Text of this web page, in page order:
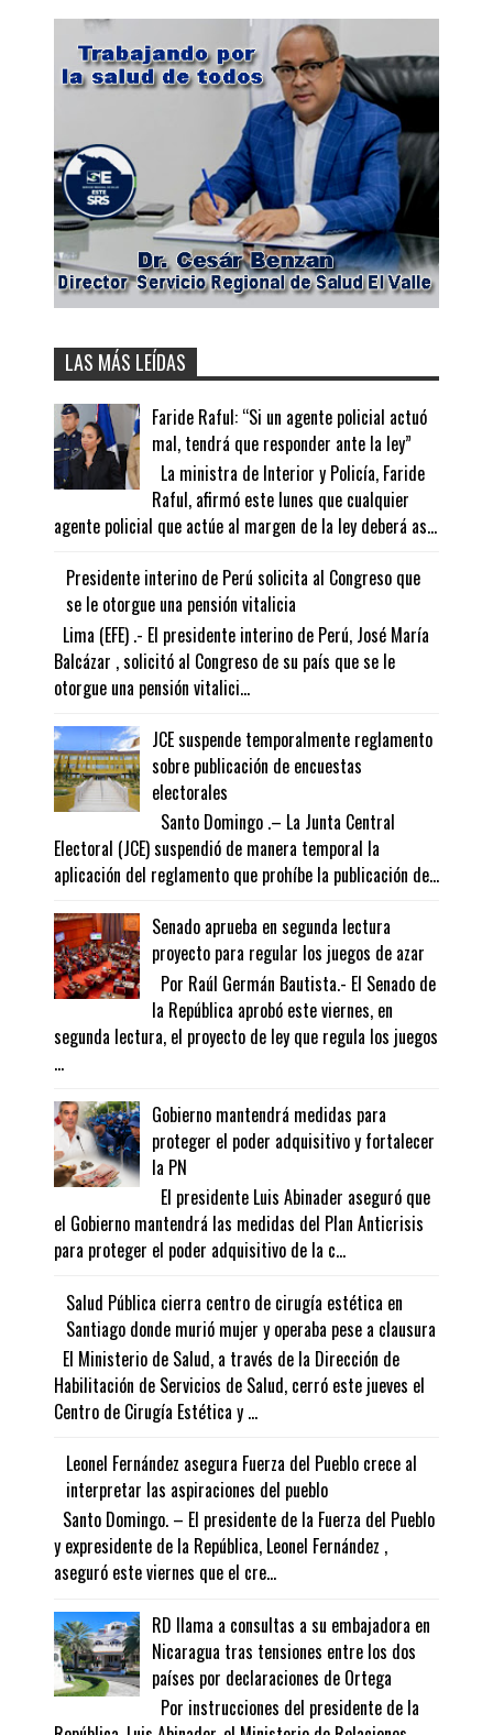
LAS MÁS LEÍDAS
Faride Raful: “Si un agente policial actuó
mal, tendrá que responder ante la ley”
La ministra de Interior y Policía, Faride
Raful, afirmó este lunes que cualquier
agente policial que actúe al margen de la ley deberá as...
Presidente interino de Perú solicita al Congreso que
se le otorgue una pensión vitalicia
Lima (EFE) .- El presidente interino de Perú, José María
Balcázar , solicitó al Congreso de su país que se le
otorgue una pensión vitalici...
JCE suspende temporalmente reglamento
sobre publicación de encuestas
electorales
Santo Domingo .– La Junta Central
Electoral (JCE) suspendió de manera temporal la
aplicación del reglamento que prohíbe la publicación de...
Senado aprueba en segunda lectura
proyecto para regular los juegos de azar
Por Raúl Germán Bautista.- El Senado de
la República aprobó este viernes, en
segunda lectura, el proyecto de ley que regula los juegos
...
Gobierno mantendrá medidas para
proteger el poder adquisitivo y fortalecer
la PN
El presidente Luis Abinader aseguró que
el Gobierno mantendrá las medidas del Plan Anticrisis
para proteger el poder adquisitivo de la c...
Salud Pública cierra centro de cirugía estética en
Santiago donde murió mujer y operaba pese a clausura
El Ministerio de Salud, a través de la Dirección de
Habilitación de Servicios de Salud, cerró este jueves el
Centro de Cirugía Estética y ...
Leonel Fernández asegura Fuerza del Pueblo crece al
interpretar las aspiraciones del pueblo
Santo Domingo. – El presidente de la Fuerza del Pueblo
y expresidente de la República, Leonel Fernández ,
aseguró este viernes que el cre...
RD llama a consultas a su embajadora en
Nicaragua tras tensiones entre los dos
países por declaraciones de Ortega
Por instrucciones del presidente de la